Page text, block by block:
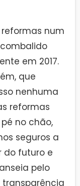
num
em 2017.
que
nenhuma
reformas
no chão,
seguros a
do futuro e
pelo